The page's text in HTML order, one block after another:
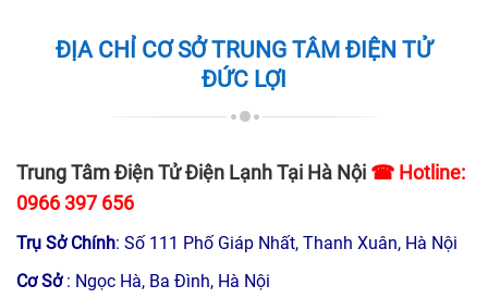
ĐỊA CHỈ CƠ SỞ TRUNG TÂM ĐIỆN TỬ
ĐỨC LỢI
Trung Tâm Điện Tử Điện Lạnh Tại Hà Nội ☎ Hotline:
0966 397 656
Trụ Sở Chính: Số 111 Phố Giáp Nhất, Thanh Xuân, Hà Nội
Cơ Sở : Ngọc Hà, Ba Đình, Hà Nội